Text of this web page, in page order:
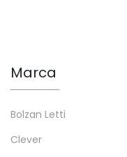
Marca
Bolzan Letti
Clever